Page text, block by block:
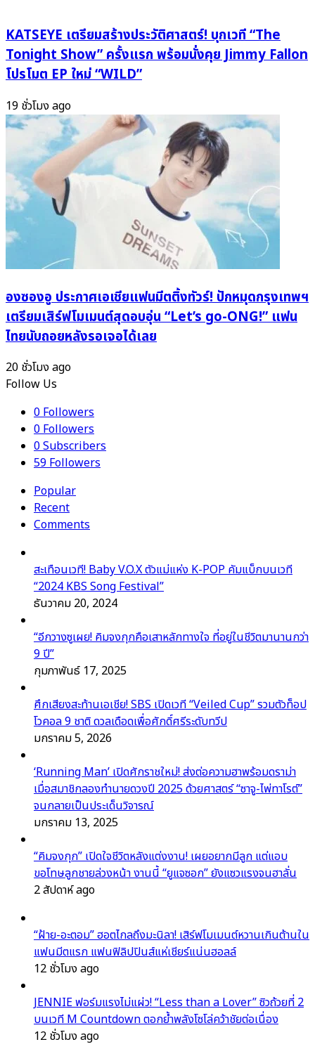
KATSEYE เตรียมสร้างประวัติศาสตร์! บุกเวที “The
Tonight Show” ครั้งแรก พร้อมนั่งคุย Jimmy Fallon
โปรโมต EP ใหม่ “WILD”
19 ชั่วโมง ago
องซองอู ประกาศเอเชียแฟนมีตติ้งทัวร์! ปักหมุดกรุงเทพฯ
เตรียมเสิร์ฟโมเมนต์สุดอบอุ่น “Let’s go-ONG!” แฟน
ไทยนับถอยหลังรอเจอได้เลย
20 ชั่วโมง ago
Follow Us
0Followers
0Followers
0Subscribers
59Followers
Popular
Recent
Comments
สะเทือนเวที! Baby V.O.X ตัวแม่แห่ง K-POP คัมแบ็กบนเวที
“2024 KBS Song Festival”
ธันวาคม 20, 2024
“อีกวางซูเผย! คิมจงกุกคือเสาหลักทางใจ ที่อยู่ในชีวิตมานานกว่า
9 ปี”
กุมภาพันธ์ 17, 2025
ศึกเสียงสะท้านเอเชีย! SBS เปิดเวที “Veiled Cup” รวมตัวท็อป
โวคอล 9 ชาติ ดวลเดือดเพื่อศักดิ์ศรีระดับทวีป
มกราคม 5, 2026
‘Running Man’ เปิดศักราชใหม่! ส่งต่อความฮาพร้อมดราม่า
เมื่อสมาชิกลองทำนายดวงปี 2025 ด้วยศาสตร์ “ซาจู-ไพ่ทาโรต์”
จนกลายเป็นประเด็นวิจารณ์
มกราคม 13, 2025
“คิมจงกุก” เปิดใจชีวิตหลังแต่งงาน! เผยอยากมีลูก แต่แอบ
ขอโทษลูกชายล่วงหน้า งานนี้ “ยูแจซอก” ยังแซวแรงจนฮาลั่น
2 สัปดาห์ ago
“ฝ้าย-อะตอม” ฮอตไกลถึงมะนิลา! เสิร์ฟโมเมนต์หวานเกินต้านใน
แฟนมีตแรก แฟนฟิลิปปินส์แห่เชียร์แน่นฮอลล์
12 ชั่วโมง ago
JENNIE ฟอร์มแรงไม่แผ่ว! “Less than a Lover” ซิวถ้วยที่ 2
บนเวที M Countdown ตอกย้ำพลังโซโล่คว้าชัยต่อเนื่อง
12 ชั่วโมง ago